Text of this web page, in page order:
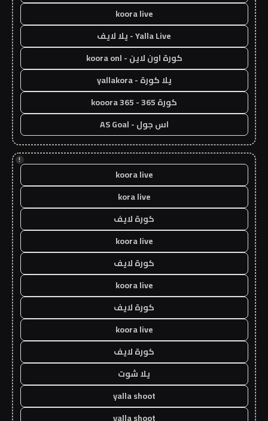
koora live
Yalla Live - يلا لايف
كورة اون لاين - koora onl
يلا كورة - yallakora
كورة 365 - kooora 365
اس جول - AS Goal
!
koora live
kora live
كورة لايف
koora live
كورة لايف
koora live
كورة لايف
koora live
كورة لايف
يلا شوت
yalla shoot